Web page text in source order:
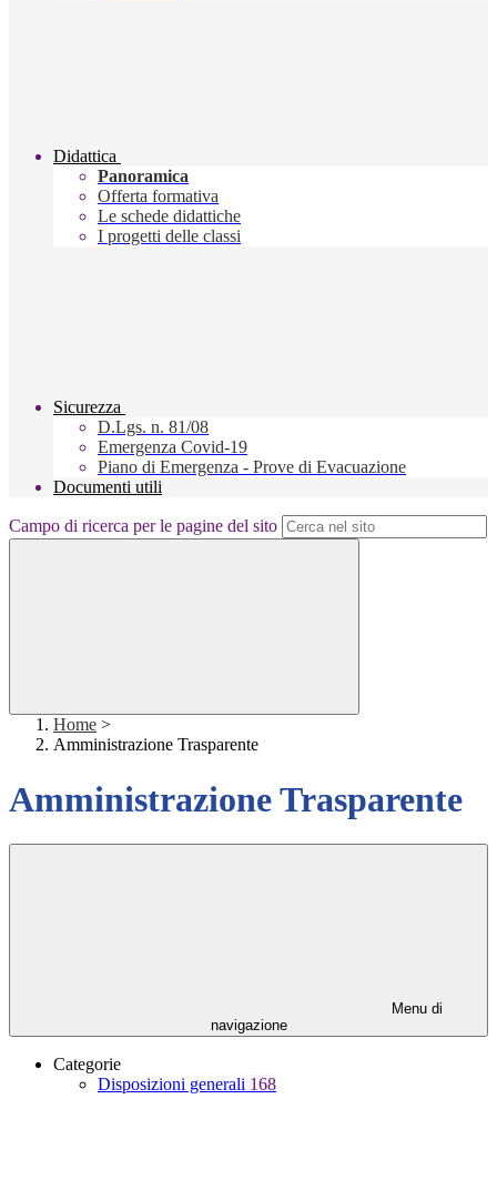
Didattica
Panoramica
Offerta formativa
Le schede didattiche
I progetti delle classi
Sicurezza
D.Lgs. n. 81/08
Emergenza Covid-19
Piano di Emergenza - Prove di Evacuazione
Documenti utili
Campo di ricerca per le pagine del sito
Home >
Amministrazione Trasparente
Amministrazione Trasparente
Menu di
navigazione
Categorie
Disposizioni generali 168